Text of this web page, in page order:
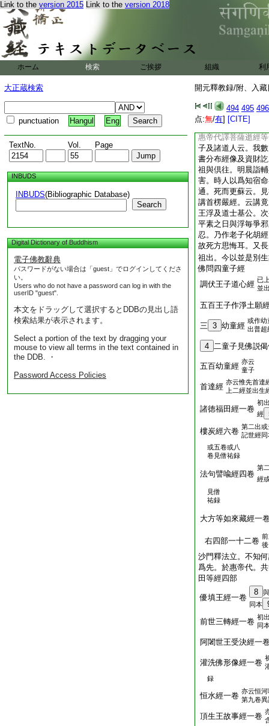
Link to the version 2015 Link to the version 2018
ホーム 検索 ご挨拶 組織 利
大正蔵検索
punctuation Hangul Eng
TextNo. Vol. Page
INBUDS
INBUDS(Bibliographic Database)
Search
Digital Dictionary of Buddhism
電子佛教辭典
パスワードがない場合は「guest」でログインしてくださ
い。
Users who do not have a password can log in with the
userID "guest".
本文をドラッグして選択するとDDBの見出し語
検索結果が表示されます。
Select a portion of the text by dragging your
mouse to view all terms in the text contained in
the DDB. ・
Password Access Policies
開元釋教録/附、入
494 495 496
点:無/有] [CITE]
沙門白遠字法祖本
以儒雅知名。州府
味方等妙入幽微。
千人。晋惠之末太
敬重待以師友之敬
道徳。于時西府初
伏其遠達。祖既博
惠帝代譯菩薩逝經
子及諸道人云。我
書分布經像及資財
祖與倶往。明晨詣
害。時人以爲知宿
通。死而更蘇云。
講首楞嚴經。云講
王浮及道士基公。
平素之日與浮毎爭
忍。乃作老子化胡
故死方思悔耳。又
祖出。今以並是別
佛問四童子經
調伏王子道心經 已
並
五百王子作淨土願
三 3 幼童經
或作幼
出普超
4 二童子見佛説
五百幼童經 亦云
童子
首達經 亦云惟先首達
上二經並出生
諸徳福田經一卷
初
經
樓炭經六卷 第二出
記世經
或五卷或八
卷見僧祐録
法句譬喩經四卷
第
經
見僧
祐録
大方等如來藏經一
右四部一十二卷
沙門釋法立。不知
爲先。於惠帝代。
田等經四部
優填王經一卷
8
同本
前世三轉經一卷 初
同
阿闍世王受決經一
灌洗佛形像經一卷
録
恒水經一卷 亦云恒
第九卷
頂生王故事經一卷